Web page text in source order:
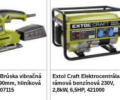
vibračná
hliníková
Extol Craft Elektrocentrála
rámová benzínová 230V,
2,8kW, 6,5HP, 421000